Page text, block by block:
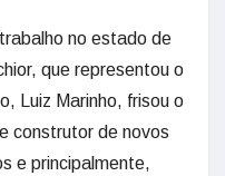
no estado de
que representou o
Luiz Marinho, frisou o
construtor de novos
e principalmente,